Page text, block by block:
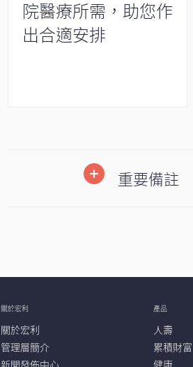
院醫療所需，助您作
出合適安排
重要備註
關於宏利
關於宏利
管理層簡介
新聞發佈中心
產品
人壽
累積財富
健康